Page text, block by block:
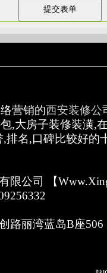
营销的西安装修公
,大房子装修装潢,
,排名,口碑比较好的
限公司 【
路丽湾蓝岛B座506